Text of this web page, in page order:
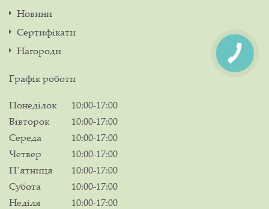
Новини
Сертифікати
Нагороди
Графік роботи
Понеділок
10:00-17:00
Вівторок
10:00-17:00
Середа
10:00-17:00
Четвер
10:00-17:00
Пʼятниця
10:00-17:00
Субота
10:00-17:00
Неділя
10:00-17:00